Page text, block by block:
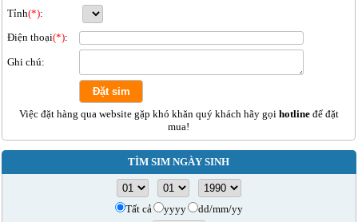
Tỉnh(*):
Điện thoại(*):
Ghi chú:
Việc đặt hàng qua website gặp khó khăn quý khách hãy gọi hotlineđể đặt
mua!
TÌM SIM NGÀY SINH
Tất cả yyyy dd/mm/yy